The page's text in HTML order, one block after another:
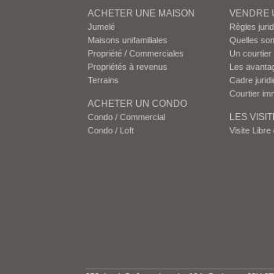
ACHETER UNE MAISON
Jumelé
Maisons unifamiliales
Propriété / Commerciales
Propriétés à revenus
Terrains
ACHETER UN CONDO
Condo / Commercial
Condo / Loft
VENDRE
Règles
Quelles
Un courtier
Les
Cadre
Courtier
LES
Visite Libre